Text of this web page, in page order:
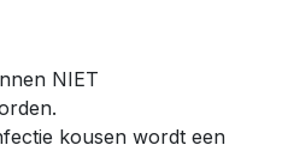
NIET
kousen wordt een